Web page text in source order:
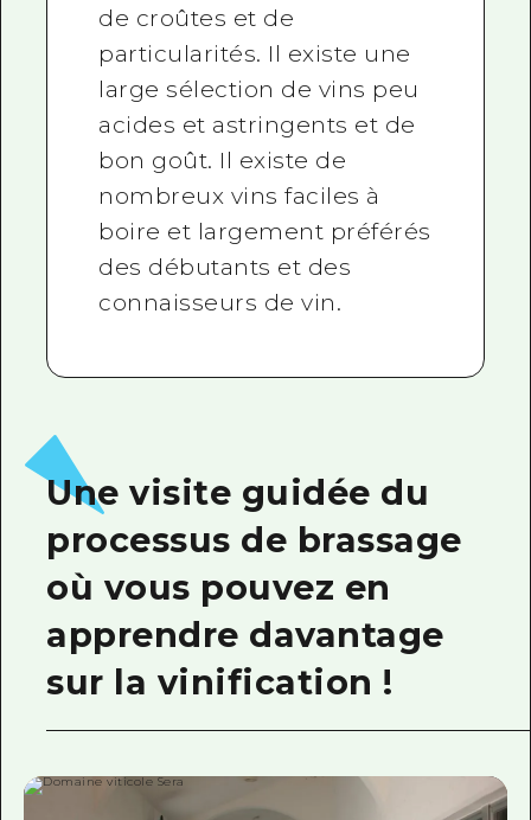
de croûtes et de
particularités. Il existe une
large sélection de vins peu
acides et astringents et de
bon goût. Il existe de
nombreux vins faciles à
boire et largement préférés
des débutants et des
connaisseurs de vin.
Une visite guidée du
processus de brassage
où vous pouvez en
apprendre davantage
sur la vinification !